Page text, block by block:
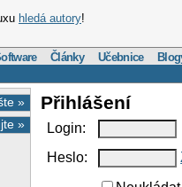
hledá autory!
Články Učebnice
»
»
Přihlášení
Login:
Heslo: